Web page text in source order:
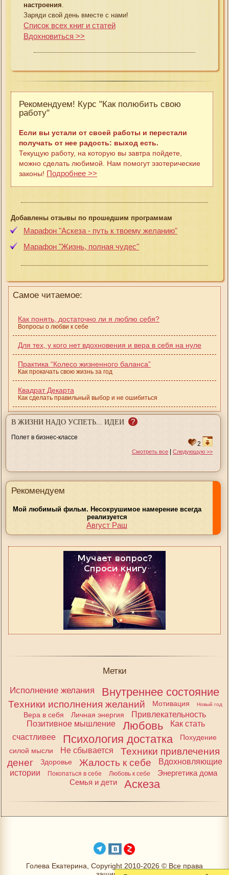
настроения
Заряди свой день вместе с нами!
Список всех книг и статей
Вдохновиться >>
Рекомендуем! Курс "Как полюбить свою
работу"
Если вы устали от своей работы и перестали
получать от нее радость: выход есть.
Текущую работу, на которую вы завтра пойдете,
можно сделать любимой. Нам помогут эзотерические
законы! Подробнее >>
Добавлены отзывы по прошедшим программам
Марафон "Аскеза - путь к твоему желанию"
Марафон "Жизнь, полная чудес"
Самое читаемое:
Как понять, достаточно ли я люблю себя?
Вопросы о любви к себе
Для тех, у кого нет вдохновения и вера в себя на нуле
Практика “Колесо жизненного баланса”
Как прокачать свою жизнь за год
Квадрат Декарта
Как сделать правильный выбор и не ошибиться
В ЖИЗНИ НАДО УСПЕТЬ... ИДЕИ ?
Полет в бизнес-классе
2
Смотреть все | Следующую >>
Рекомендуем
Мой любимый фильм. Несокрушимое намерение всегда
реализуется
Август Раш
Метки
Исполнение желания
Внутреннее состояние
Техники исполнения желаний Мотивация Новый год
Вера в себя Личная энергия
Привлекательность
Позитивное мышление
Любовь
Как стать
счастливее
Психология достатка
Похудение
силой мысли
Не сбывается
Техники привлечения
денег
Здоровье Жалость к себе
Вдохновляющие
истории
Покопаться в себе Любовь к себе
Энергетика дома
Семья и дети
Аскеза
Голева Екатерина, Copyright 2010-2026 © Все права